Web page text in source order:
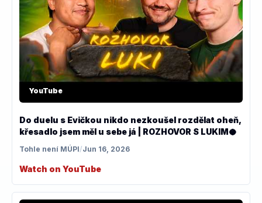
YouTube
Do duelu s Evičkou nikdo nezkoušel rozdělat oheň,
křesadlo jsem měl u sebe já | ROZHOVOR S LUKIM🥥
Tohle není MÚPI/Jun 16, 2026
Watch on YouTube